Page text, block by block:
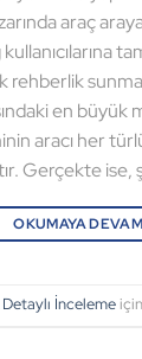
araç
en büyük
aracı her
Gerçekte ise,
OKUMAYA
İnceleme